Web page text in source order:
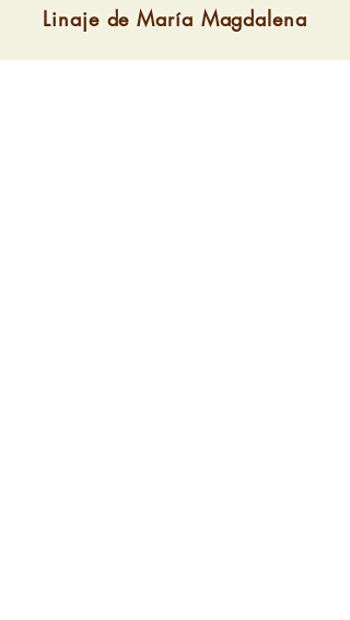
Linaje de María Magdalena